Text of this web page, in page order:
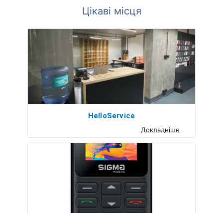
Цікаві місця
HelloService
Докладніше